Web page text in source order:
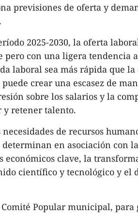
previsiones de oferta y
2025-2030, la oferta
pero con una ligera tendencia
laboral sea más rápida que
crear una escasez de
sobre los salarios y la
y retener talento.
de recursos
determinan en asociación con
económicos clave, la
científico y tecnológico y el
Popular municipal, para